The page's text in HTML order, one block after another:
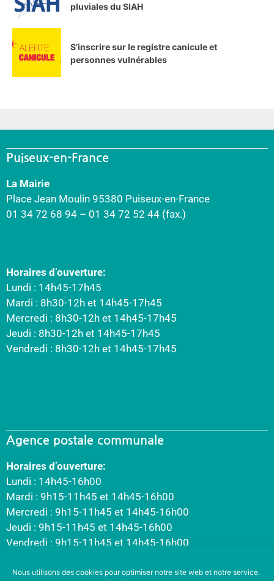
Nous utilisons des cookies pour optimiser notre site web et notre service.
pluviales du SIAH
S’inscrire sur le registre canicule et
personnes vulnérables
Puiseux-en-France
La Mairie
Place Jean Moulin 95380 Puiseux-en-France
01 34 72 68 94 – 01 34 72 52 44 (fax.)
Horaires d’ouverture:
Lundi : 14h45-17h45
Mardi : 8h30-12h et 14h45-17h45
Mercredi : 8h30-12h et 14h45-17h45
Jeudi : 8h30-12h et 14h45-17h45
Vendredi : 8h30-12h et 14h45-17h45
Agence postale communale
Horaires d’ouverture:
Lundi : 14h45-16h00
Mardi : 9h15-11h45 et 14h45-16h00
Mercredi : 9h15-11h45 et 14h45-16h00
Jeudi : 9h15-11h45 et 14h45-16h00
Vendredi : 9h15-11h45 et 14h45-16h00